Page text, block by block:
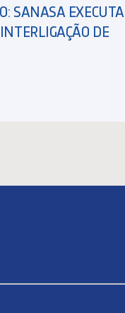
SANASA EXECUTA
DE